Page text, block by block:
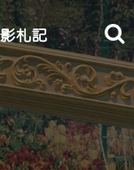
札記